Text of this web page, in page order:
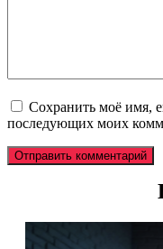
Сохранить моё имя,
последующих моих